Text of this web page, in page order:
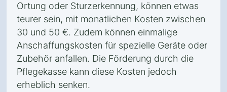
Ortung oder Sturzerkennung, können etwas
teurer sein, mit monatlichen Kosten zwischen
30 und 50 €. Zudem können einmalige
Anschaffungskosten für spezielle Geräte oder
Zubehör anfallen. Die Förderung durch die
Pflegekasse kann diese Kosten jedoch
erheblich senken.